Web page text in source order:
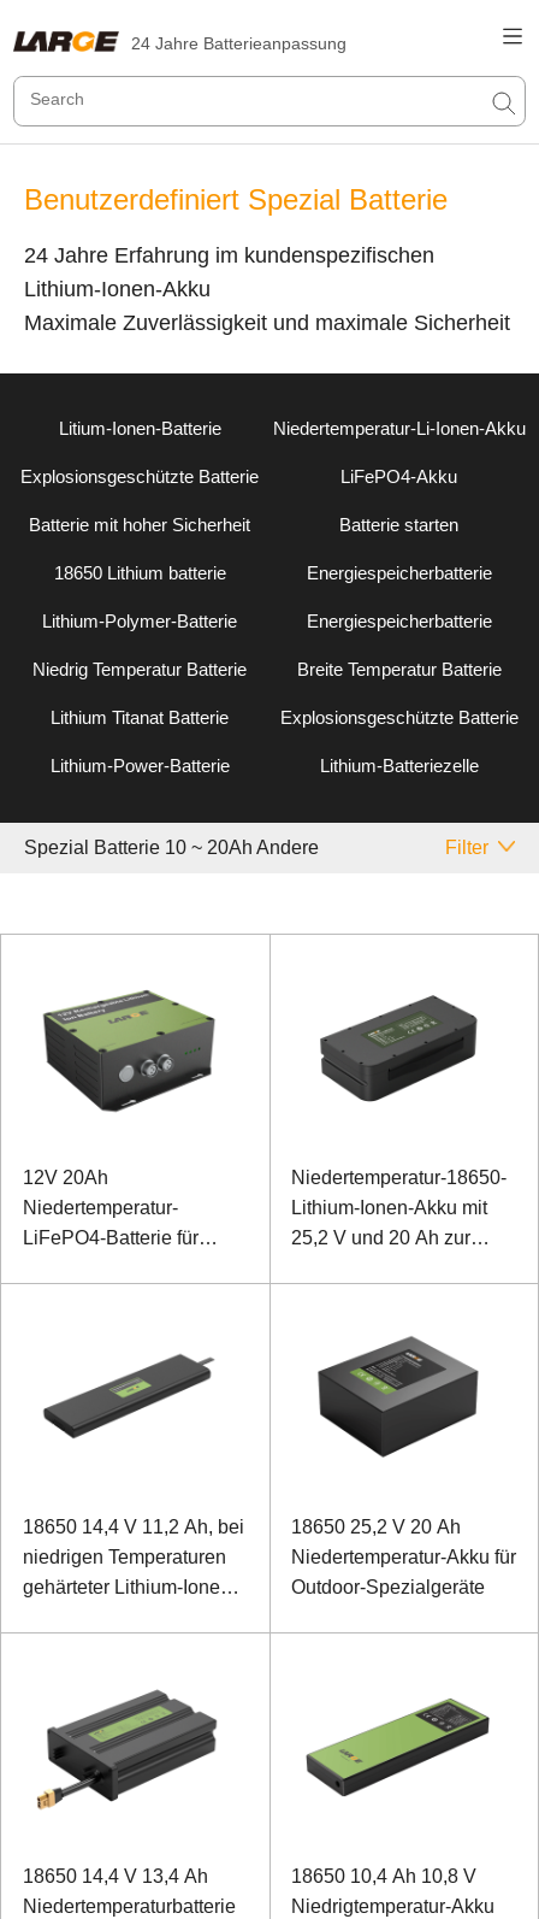
24 Jahre Batterieanpassung
Benutzerdefiniert Spezial Batterie
24 Jahre Erfahrung im kundenspezifischen
Lithium-Ionen-Akku
Maximale Zuverlässigkeit und maximale Sicherheit
Litium-Ionen-Batterie Niedertemperatur-Li-Ionen-Akku
Explosionsgeschützte Batterie LiFePO4-Akku
Batterie mit hoher Sicherheit Batterie starten
18650 Lithium batterie Energiespeicherbatterie
Lithium-Polymer-Batterie Energiespeicherbatterie
Niedrig Temperatur Batterie Breite Temperatur Batterie
Lithium Titanat Batterie Explosionsgeschützte Batterie
Lithium-Power-Batterie Lithium-Batteriezelle
Spezial Batterie 10 ~ 20Ah Andere Filter
12V 20Ah
Niedertemperatur-
LiFePO4-Batterie für
Niedertemperatur-18650-
Lithium-Ionen-Akku mit
25,2 V und 20 Ah zur
18650 14,4 V 11,2 Ah, bei
niedrigen Temperaturen
gehärteter Lithium-Ionen-
18650 25,2 V 20 Ah
Niedertemperatur-Akku für
Outdoor-Spezialgeräte
18650 14,4 V 13,4 Ah
Niedertemperaturbatterie
18650 10,4 Ah 10,8 V
Niedrigtemperatur-Akku